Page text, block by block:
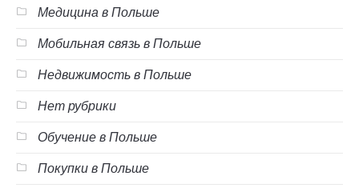
Медицина в Польше
Мобильная связь в Польше
Недвижимость в Польше
Нет рубрики
Обучение в Польше
Покупки в Польше